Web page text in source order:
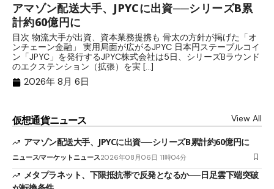
アマゾン配送大手、JPYCに出資──シリーズB累
計約60億円に
目次 物流大手が出資、資本業務提携も 骨太の方針が掲げた「オ
ンチェーン金融」 実用局面が広がるJPYC 日本円ステーブルコイ
ン「JPYC」を発行するJPYC株式会社は5日、シリーズBラウンド
のエクステンション（拡張）を実 […]
2026年 8月 6日
仮想通貨ニュース View All
アマゾン配送大手、JPYCに出資──シリーズB累計約60億円に
ニュースマーケットニュース2026年08月06日 11時04分
メタプラネット、下限抵抗帯で反発となるか──日足雲下端突破